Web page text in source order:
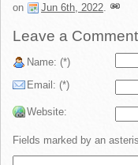
on
Jun 6th, 2022.
Leave a Comment
Name: (*)
Email: (*)
Website:
Fields marked by an